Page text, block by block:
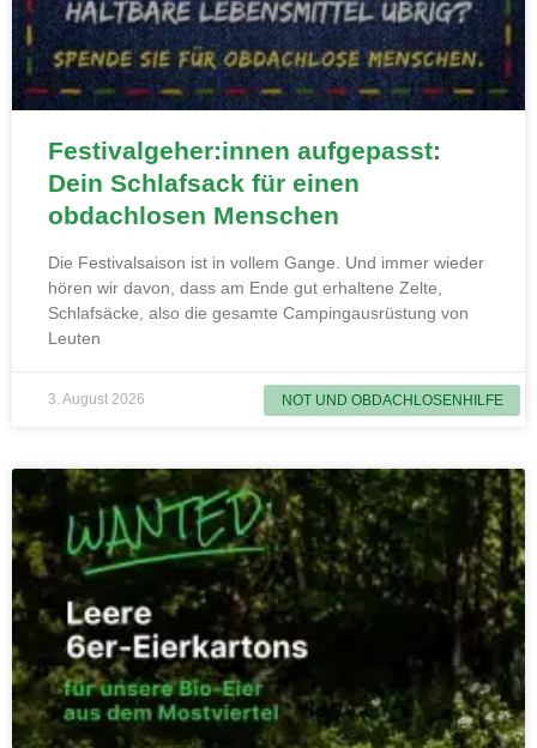
NOT UND OBDACHLOSENHILFE
Festivalgeher:innen aufgepasst:
Dein Schlafsack für einen
obdachlosen Menschen
Die Festivalsaison ist in vollem Gange. Und immer wieder
hören wir davon, dass am Ende gut erhaltene Zelte,
Schlafsäcke, also die gesamte Campingausrüstung von
Leuten
3. August 2026